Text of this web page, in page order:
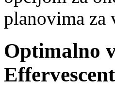
planovima za
Optimalno
Effervescent